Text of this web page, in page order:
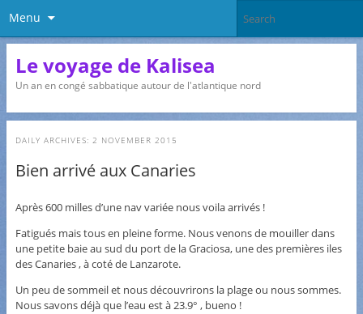
Menu
Le voyage de Kalisea
Un an en congé sabbatique autour de l'atlantique nord
DAILY ARCHIVES: 2 NOVEMBER 2015
Bien arrivé aux Canaries
Après 600 milles d’une nav variée nous voila arrivés !
Fatigués mais tous en pleine forme. Nous venons de mouiller dans
une petite baie au sud du port de la Graciosa, une des premières iles
des Canaries , à coté de Lanzarote.
Un peu de sommeil et nous découvrirons la plage ou nous sommes.
Nous savons déjà que l’eau est à 23.9° , bueno !